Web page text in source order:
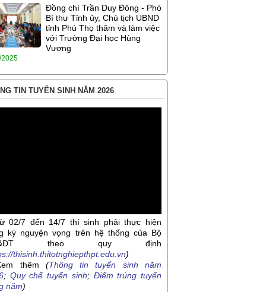
Đồng chí Trần Duy Đông - Phó
Bí thư Tỉnh ủy, Chủ tịch UBND
tỉnh Phú Thọ thăm và làm việc
với Trường Đại học Hùng
Vương
2025
TIN TUYỂN SINH NĂM 2026
02/7 đến 14/7 thí sinh phải thực hiện
ký nguyện vọng trên hệ thống của Bộ
theo quy định
thisinh.thitotnghiepthpt.edu.vn)
thêm (Thông tin tuyển sinh năm
; Quy chế tuyển sinh; Điểm trúng tuyển
năm)